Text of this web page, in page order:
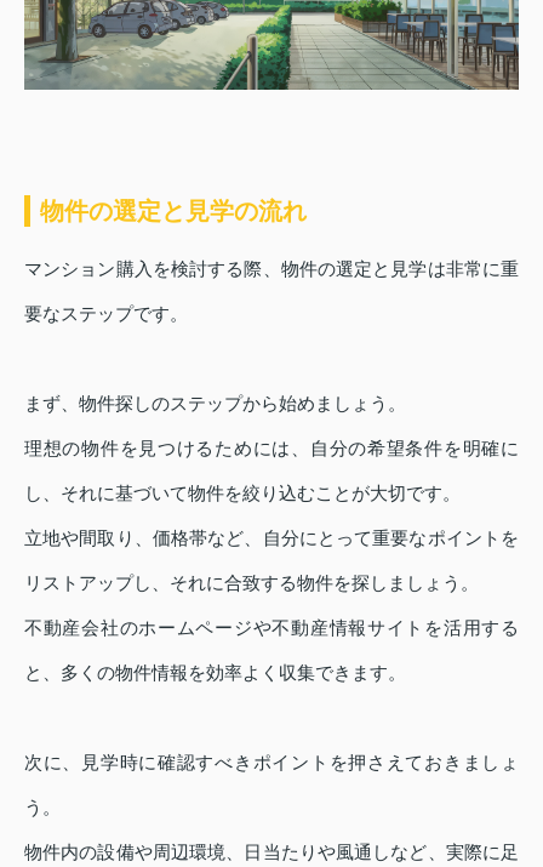
物件の選定と見学の流れ
マンション購入を検討する際、物件の選定と見学は非常に重
要なステップです。
まず、物件探しのステップから始めましょう。
理想の物件を見つけるためには、自分の希望条件を明確に
し、それに基づいて物件を絞り込むことが大切です。
立地や間取り、価格帯など、自分にとって重要なポイントを
リストアップし、それに合致する物件を探しましょう。
不動産会社のホームページや不動産情報サイトを活用する
と、多くの物件情報を効率よく収集できます。
次に、見学時に確認すべきポイントを押さえておきましょ
う。
物件内の設備や周辺環境、日当たりや風通しなど、実際に足